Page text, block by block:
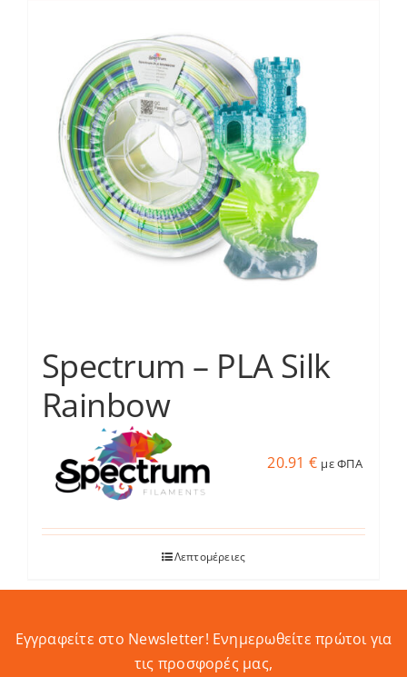
Services
Academy
Software
Blog
Επικοινωνία
Spectrum – PLA Silk
Rainbow
20.91 € με ΦΠΑ
Λεπτομέρειες
Εγγραφείτε στο Newsletter! Eνημερωθείτε πρώτοι για
τις προσφορές μας,